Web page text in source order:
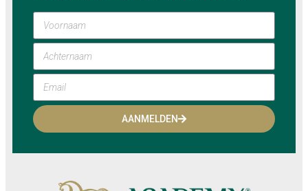
AANMELDEN